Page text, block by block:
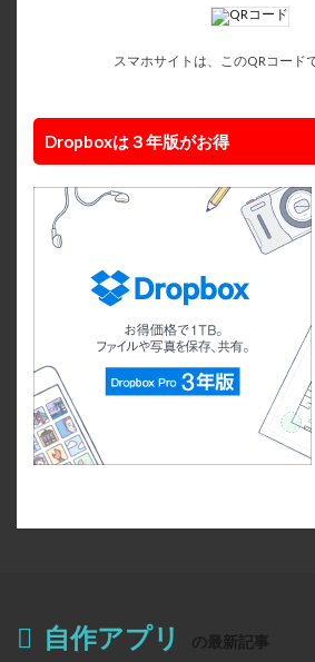
スマホサイトは、このQRコード
Dropboxは３年版がお得
自作アプリ の最新記事